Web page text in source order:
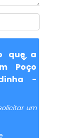
que a
Poço
-
um